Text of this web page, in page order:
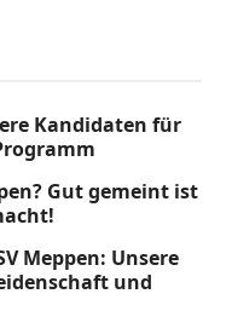
Kandidaten für
Gut gemeint ist
Meppen: Unsere
und